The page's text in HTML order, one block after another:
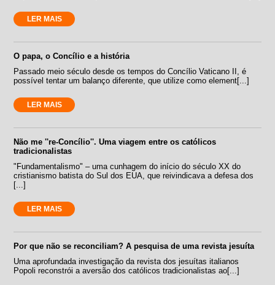
LER MAIS
O papa, o Concílio e a história
Passado meio século desde os tempos do Concílio Vaticano II, é
possível tentar um balanço diferente, que utilize como element[...]
LER MAIS
Não me ''re-Concílio''. Uma viagem entre os católicos
tradicionalistas
"Fundamentalismo" – uma cunhagem do início do século XX do
cristianismo batista do Sul dos EUA, que reivindicava a defesa dos
[...]
LER MAIS
Por que não se reconciliam? A pesquisa de uma revista jesuíta
Uma aprofundada investigação da revista dos jesuítas italianos
Popoli reconstrói a aversão dos católicos tradicionalistas ao[...]